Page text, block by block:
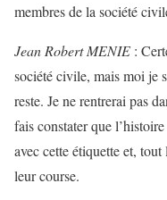
membres de la société
Jean Robert MENIE :
société civile, mais moi je
reste. Je ne rentrerai pas
fais constater que
avec cette étiquette et,
leur course.